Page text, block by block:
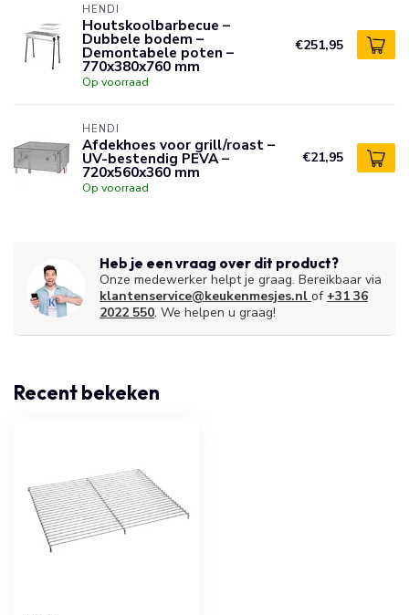
HENDI
Houtskoolbarbecue –
Dubbele bodem –
Demontabele poten –
770x380x760 mm
Op voorraad
€251,95
HENDI
Afdekhoes voor grill/roast –
UV-bestendig PEVA –
720x560x360 mm
Op voorraad
€21,95
Heb je een vraag over dit product?
Onze medewerker helpt je graag. Bereikbaar via
klantenservice@keukenmesjes.nl of +31 36
2022 550. We helpen u graag!
Recent bekeken